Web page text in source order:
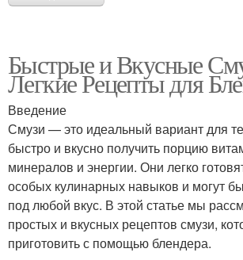
Быстрые и Вкусные
Легкие Рецепты для
Введение
Смузи — это идеальный вариант для
быстро и вкусно получить порцию
минералов и энергии. Они легко
особых кулинарных навыков и могут
под любой вкус. В этой статье мы
простых и вкусных рецептов смузи,
приготовить с помощью блендера.